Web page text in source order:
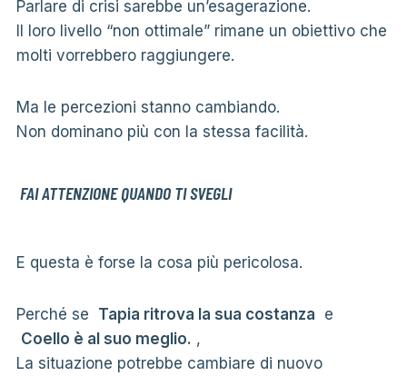
Parlare di crisi sarebbe un’esagerazione.
Il loro livello “non ottimale” rimane un obiettivo che
molti vorrebbero raggiungere.
Ma le percezioni stanno cambiando.
Non dominano più con la stessa facilità.
FAI ATTENZIONE QUANDO TI SVEGLI
E questa è forse la cosa più pericolosa.
Perché se Tapia ritrova la sua costanza e
Coello è al suo meglio. ,
La situazione potrebbe cambiare di nuovo